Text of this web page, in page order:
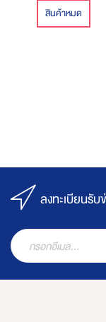
สินค้าหมด
ลงทะเบียนรั